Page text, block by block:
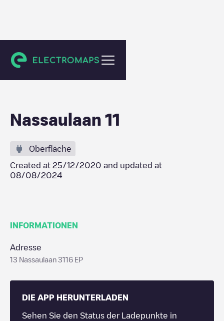
Schiedam
Nassaulaan 11
Oberfläche
Created at 25/12/2020 and updated at
08/08/2024
INFORMATIONEN
Adresse
13 Nassaulaan 3116 EP
DIE APP HERUNTERLADEN
Sehen Sie den Status der Ladepunkte in